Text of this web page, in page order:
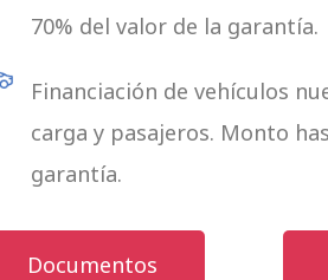
70% del valor de la garantía.
Financiación de vehículos
carga y pasajeros. Monto
garantía.
Documentos